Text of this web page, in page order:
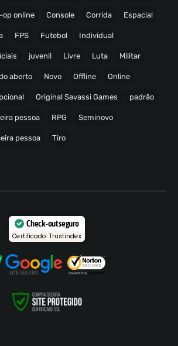
op online Console Corrida Espacial
FPS Futebol Individual
juvenil Livre Luta Militar
aberto Novo Offline Online
Original Savassi Games padrão
pessoa RPG Seminovo
pessoa Tiro
Check-out seguro
Certificado: Trustindex